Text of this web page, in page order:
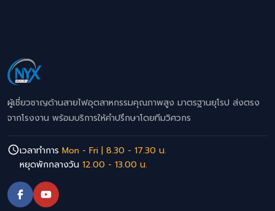
ผู้เชี่ยวชาญด้านสายไฟอุตสาหกรรมคุณภาพสูง มาตรฐานยุโรป ส่งตรง
จากโรงงาน พร้อมบริการให้คำปรึกษาโดยทีมวิศวกร
เวลาทำการ Mon - Fri | 8.30 - 17.30 น.
หยุดพักกลางวัน 12.00 - 13.00 น.